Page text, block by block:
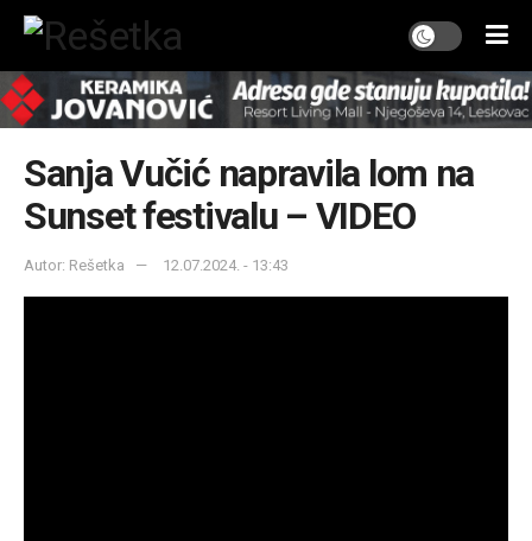
Sanja Vučić napravila lom na
Sunset festivalu – VIDEO
Autor: Rešetka 12.07.2024. - 13:43